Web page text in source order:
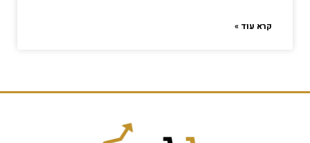
קרא עוד »